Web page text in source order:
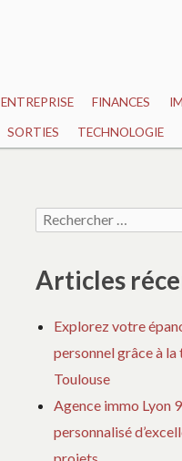
ENTREPRISE FINANCES
SORTIES TECHNOLOGIE
Recherche
Articles
Explorez votre
personnel grâce à la
Toulouse
Agence immo Lyon
personnalisé
projets